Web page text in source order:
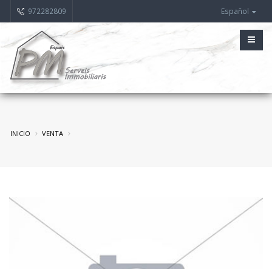
972282809 Español
INICIO VENTA